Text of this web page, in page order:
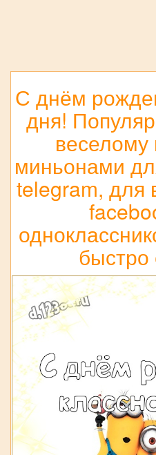
С днём
дня!
миньонами
telegram, для
быстро